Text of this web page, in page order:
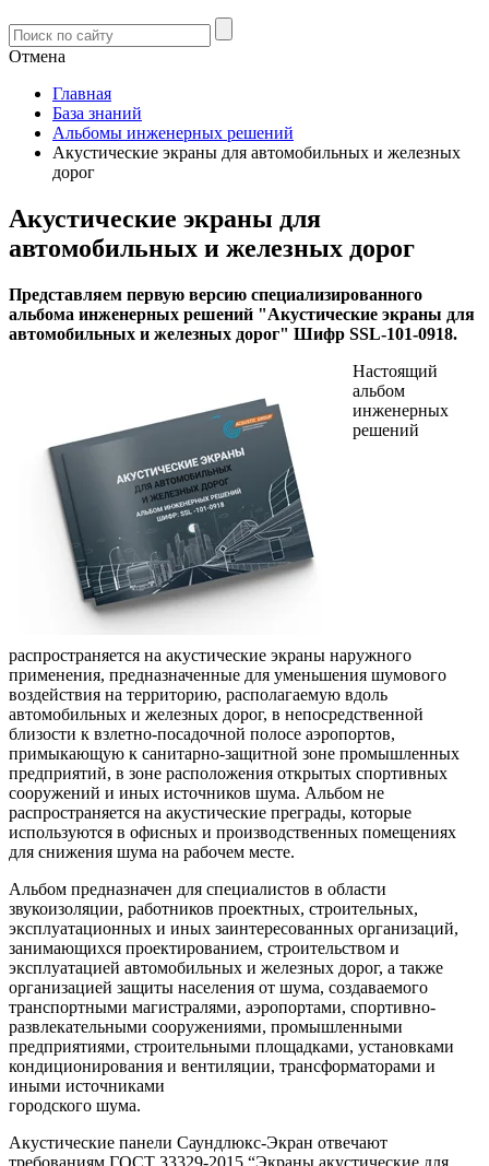
Отмена
Главная
База знаний
Альбомы инженерных решений
Акустические экраны для автомобильных и железных
дорог
Акустические экраны для
автомобильных и железных дорог
Представляем первую версию специализированного
альбома инженерных решений "Акустические экраны для
автомобильных и железных дорог" Шифр SSL-101-0918.
Настоящий
альбом
инженерных
решений
распространяется на акустические экраны наружного
применения, предназначенные для уменьшения шумового
воздействия на территорию, располагаемую вдоль
автомобильных и железных дорог, в непосредственной
близости к взлетно-посадочной полосе аэропортов,
примыкающую к санитарно-защитной зоне промышленных
предприятий, в зоне расположения открытых спортивных
сооружений и иных источников шума. Альбом не
распространяется на акустические преграды, которые
используются в офисных и производственных помещениях
для снижения шума на рабочем месте.
Альбом предназначен для специалистов в области
звукоизоляции, работников проектных, строительных,
эксплуатационных и иных заинтересованных организаций,
занимающихся проектированием, строительством и
эксплуатацией автомобильных и железных дорог, а также
организацией защиты населения от шума, создаваемого
транспортными магистралями, аэропортами, спортивно-
развлекательными сооружениями, промышленными
предприятиями, строительными площадками, установками
кондиционирования и вентиляции, трансформаторами и
иными источниками
городского шума.
Акустические панели Саундлюкс-Экран отвечают
требованиям ГОСТ 33329-2015 “Экраны акустические для